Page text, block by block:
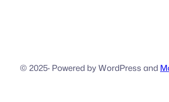
© 2025· Powered by WordPress and